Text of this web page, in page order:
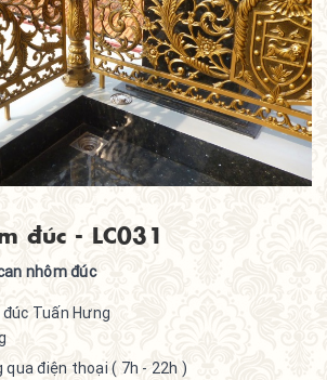
đúc - LC031
nhôm đúc
đúc Tuấn Hưng
qua điện thoại ( 7h - 22h )